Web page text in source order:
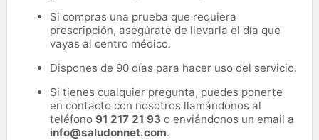
Si compras una prueba que requiera
prescripción, asegúrate de llevarla el día que
vayas al centro médico.
Dispones de 90 días para hacer uso del servicio.
Si tienes cualquier pregunta, puedes ponerte
en contacto con nosotros llamándonos al
teléfono 91 217 21 93 o enviándonos un email a
info@saludonnet.com.